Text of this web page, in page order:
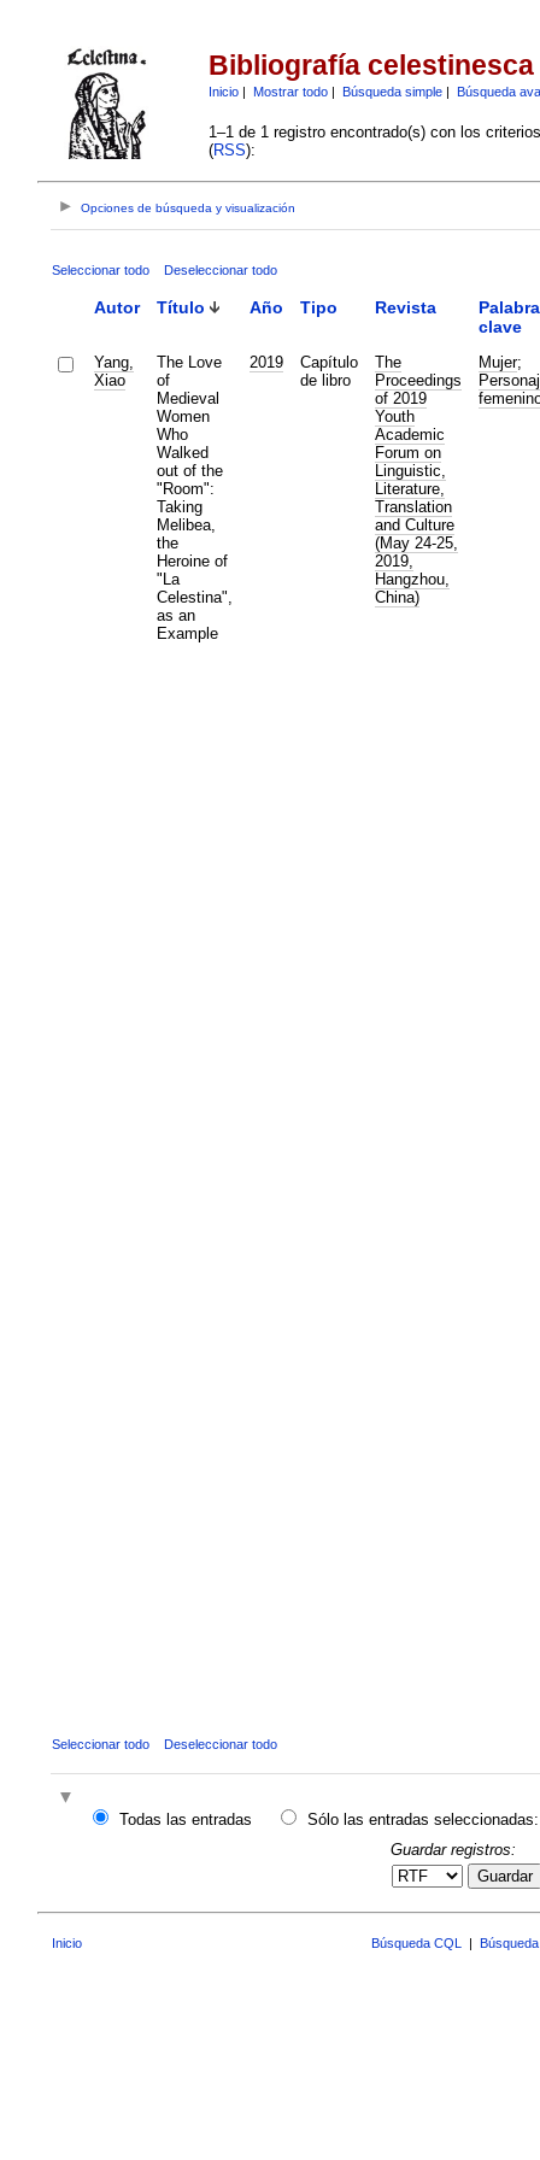
Bibliografía celestinesca
Inicio| Mostrar todo| Búsqueda simple| Búsqueda
1–1 de 1 registro encontrado(s) con los
(RSS):
Opciones de búsqueda y visualización
Seleccionar todo Deseleccionar todo
Autor Título Año Tipo Revista
clave
Yang,
Xiao
The Love
of
Medieval
Women
Who
Walked
out of the
"Room":
Taking
Melibea,
the
Heroine of
"La
Celestina",
as an
Example
2019
Capítulo
de libro
The
Proceedings
of 2019
Youth
Academic
Forum on
Linguistic,
Literature,
Translation
and Culture
(May 24-25,
2019,
Hangzhou,
China)
Mujer;
Seleccionar todo Deseleccionar todo
Todas las entradas
Sólo las entradas seleccionadas:
Guardar registros:
Guardar
Inicio Búsqueda CQL